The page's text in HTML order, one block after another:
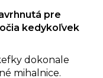
pre
kedykoľvek
dokonale
mihalnice.